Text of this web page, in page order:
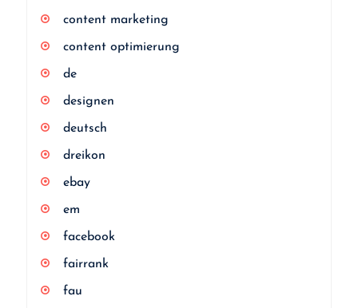
content marketing
content optimierung
de
designen
deutsch
dreikon
ebay
em
facebook
fairrank
fau